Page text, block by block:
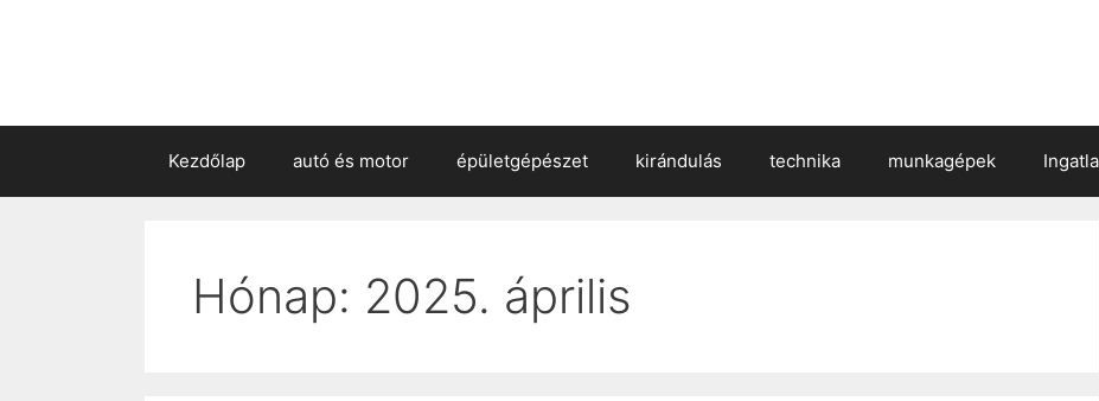
Kezdőlap autó és motor épületgépészet kirándulás technika munkagépek
Hónap: 2025. április